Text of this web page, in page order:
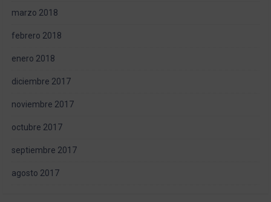
marzo 2018
febrero 2018
enero 2018
diciembre 2017
noviembre 2017
octubre 2017
septiembre 2017
agosto 2017